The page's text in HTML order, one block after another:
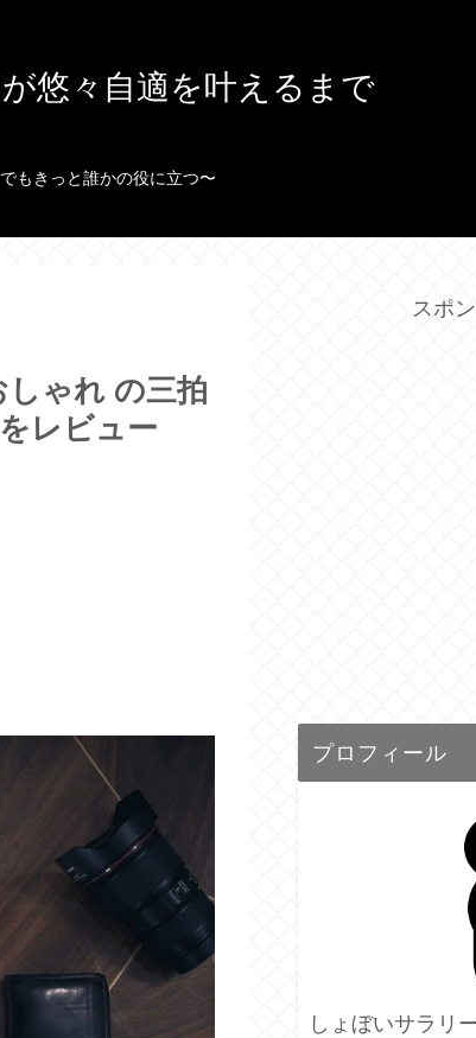
悠々自適を叶えるまで
もきっと誰かの役に立つ〜
しゃれ の三拍
レビュー
スポ
プロフィール
しょぼいサラリ